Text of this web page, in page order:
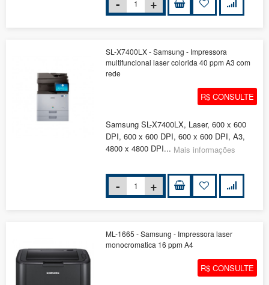
SL-X7400LX - Samsung - Impressora
multifuncional laser colorida 40 ppm A3 com
rede
R$ CONSULTE
Samsung SL-X7400LX, Laser, 600 x 600
DPI, 600 x 600 DPI, 600 x 600 DPI, A3,
4800 x 4800 DPI... Mais informações
ML-1665 - Samsung - Impressora laser
monocromatica 16 ppm A4
R$ CONSULTE